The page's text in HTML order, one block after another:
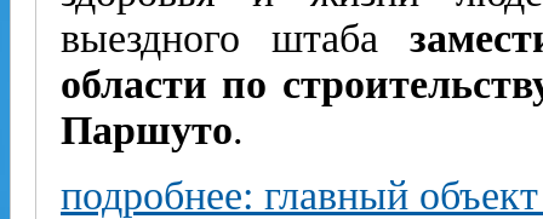
выездного штаба
области по
Паршуто.
подробнее: главный